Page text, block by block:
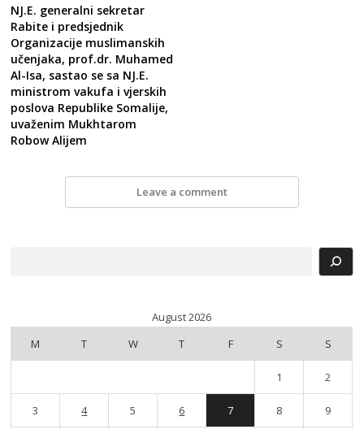
NJ.E. generalni sekretar
Rabite i predsjednik
Organizacije muslimanskih
učenjaka, prof.dr. Muhamed
Al-Isa, sastao se sa NJ.E.
ministrom vakufa i vjerskih
poslova Republike Somalije,
uvaženim Mukhtarom
Robow Alijem
Leave a comment
August 2026
M
T W T F S S
1 2
3 4 5 6 7 8 9